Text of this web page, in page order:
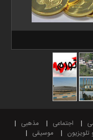
اجتماعی
مذهبی
تلویزیون
موسیقی